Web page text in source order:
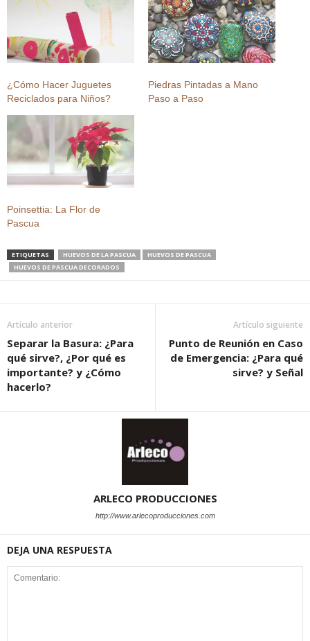
¿Cómo Hacer Juguetes
Reciclados para Niños?
Piedras Pintadas a Mano
Paso a Paso
Poinsettia: La Flor de
Pascua
ETIQUETAS HUEVOS DE LA PASCUA
HUEVOS DE PASCUA
HUEVOS DE PASCUA DECORADOS
Artículo anterior
Separar la Basura: ¿Para
qué sirve?, ¿Por qué es
importante? y ¿Cómo
hacerlo?
Artículo siguiente
Punto de Reunión en Caso
de Emergencia: ¿Para qué
sirve? y Señal
ARLECO PRODUCCIONES
http://www.arlecoproducciones.com
DEJA UNA RESPUESTA